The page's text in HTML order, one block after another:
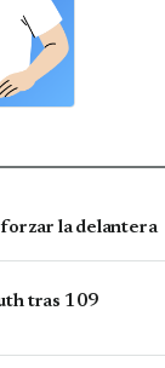
la delantera
tras 109